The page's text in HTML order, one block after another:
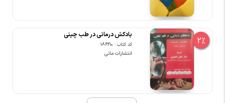
2%
بادکش درمانی در طب چینی
کد کتاب : 186210
انتشارات مانی